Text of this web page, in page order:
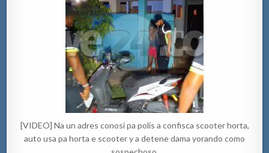
[VIDEO] Na un adres conosi pa polis a confisca scooter horta,
auto usa pa horta e scooter y a detene dama yorando como